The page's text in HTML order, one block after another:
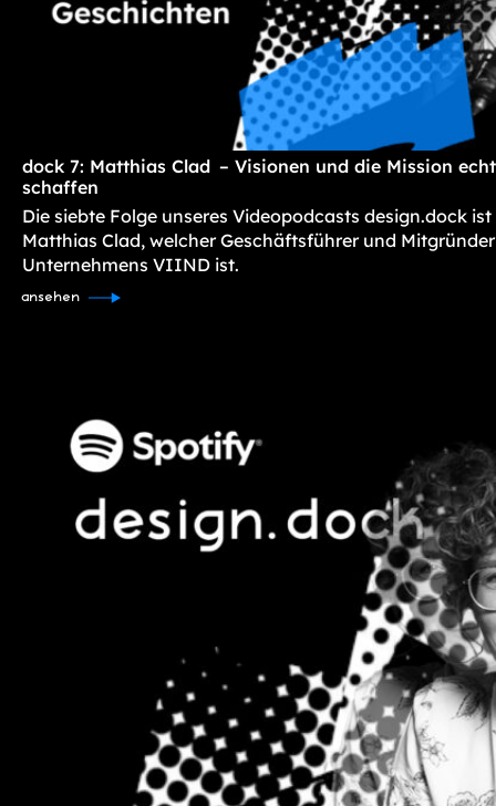
dock 7: Matthias Clad – Visionen und die Mission
schaffen
Die siebte Folge unseres Videopodcasts design.dock
Matthias Clad, welcher Geschäftsführer und
Unternehmens VIIND ist.
ansehen